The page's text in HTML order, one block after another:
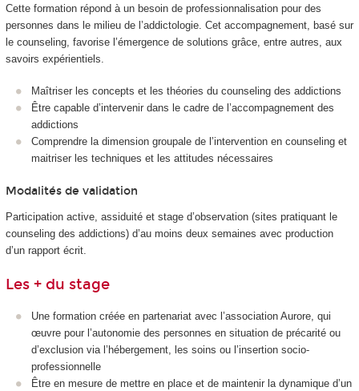
Cette formation répond à un besoin de professionnalisation pour des
personnes dans le milieu de l’addictologie. Cet accompagnement, basé sur
le counseling, favorise l’émergence de solutions grâce, entre autres, aux
savoirs expérientiels.
Maîtriser les concepts et les théories du counseling des addictions
Être capable d’intervenir dans le cadre de l’accompagnement des
addictions
Comprendre la dimension groupale de l’intervention en counseling et
maitriser les techniques et les attitudes nécessaires
Modalités de validation
Participation active, assiduité et stage d’observation (sites pratiquant le
counseling des addictions) d’au moins deux semaines avec production
d’un rapport écrit.
Les + du stage
Une formation créée en partenariat avec l’association Aurore, qui
œuvre pour l’autonomie des personnes en situation de précarité ou
d’exclusion via l’hébergement, les soins ou l’insertion socio-
professionnelle
Être en mesure de mettre en place et de maintenir la dynamique d’un